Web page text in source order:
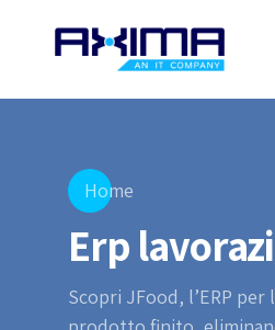
Home
Erp
Scopri JFood, l’ERP